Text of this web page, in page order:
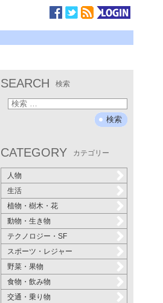
SEARCH 検索
CATEGORY カテゴリー
人物
生活
植物・樹木・花
動物・生き物
テクノロジー・SF
スポーツ・レジャー
野菜・果物
食物・飲み物
交通・乗り物